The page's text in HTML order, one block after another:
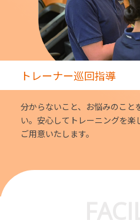
トレーナー巡回指導
分からないこと、お悩みのこと
い。安心してトレーニングを楽
ご用意いたします。